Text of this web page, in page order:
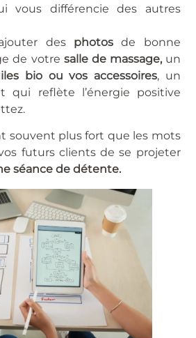
vous différencie des autres
des photosde bonne
de votre salle de massage, un
bio ou vos accessoires, un
qui reflète l’énergie positive
souvent plus fort que les mots
futurs clients de se projeter
séance de détente.